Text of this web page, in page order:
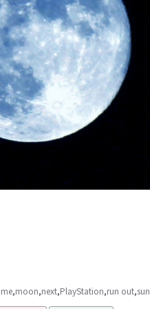
,moon,next,PlayStation,run out,sun